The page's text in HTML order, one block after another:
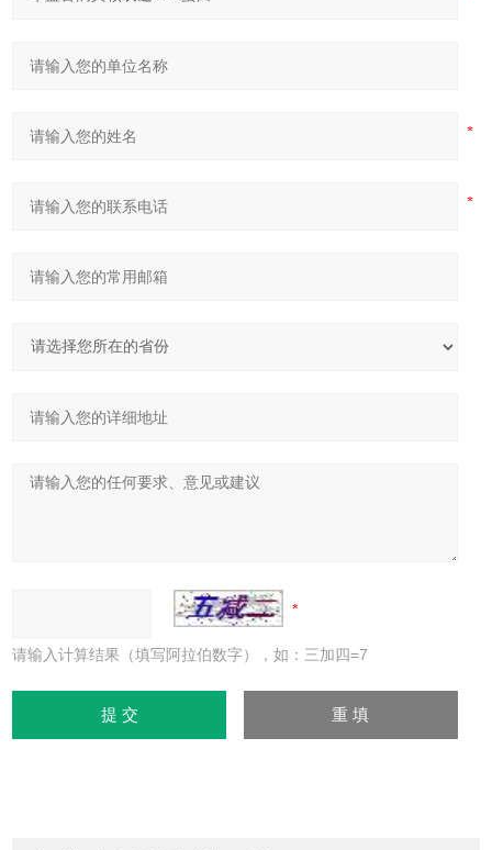
请输入计算结果（填写阿拉伯数字），如：三加四=7